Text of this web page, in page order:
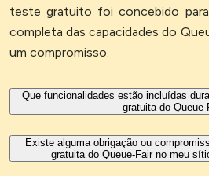
teste gratuito foi concebido para
completa das capacidades do
um compromisso.
Que funcionalidades estão incluídas
gratuita do Queue-
Existe alguma obrigação ou
gratuita do Queue-Fair no meu